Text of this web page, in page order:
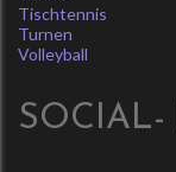
Tischtennis
Turnen
Volleyball